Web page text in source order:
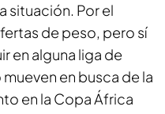
situación. Por el
de peso, pero sí
en alguna liga de
en busca de la
en la Copa África